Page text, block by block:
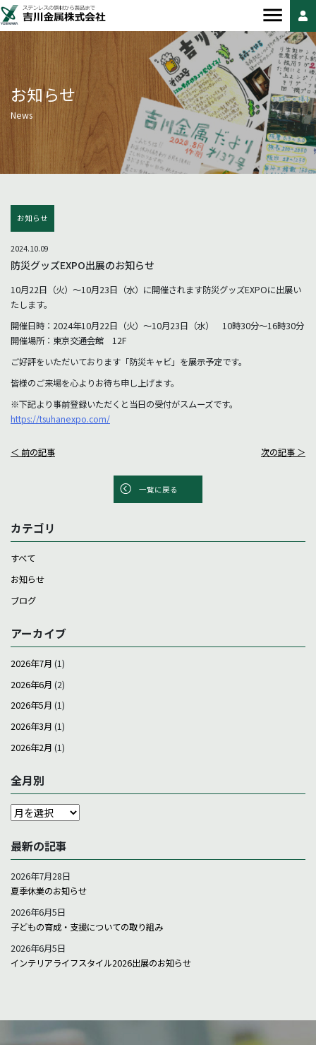
お知らせ
News
お知らせ
2024.10.09
防災グッズEXPO出展のお知らせ
10月22日（火）～10月23日（水）に開催されます防災グッズEXPOに出展い
たします。
開催日時：2024年10月22日（火）～10月23日（水） 10時30分～16時30分
開催場所：東京交通会館 12F
ご好評をいただいております「防災キャビ」を展示予定です。
皆様のご来場を心よりお待ち申し上げます。
※下記より事前登録いただくと当日の受付がスムーズです。
https://tsuhanexpo.com/
＜ 前の記事 次の記事 ＞
一覧に戻る
カテゴリ
すべて
お知らせ
ブログ
アーカイブ
2026年7月 (1)
2026年6月 (2)
2026年5月 (1)
2026年3月 (1)
2026年2月 (1)
全月別
全
月
別
最新の記事
夏季休業のお知らせ
2026年7月28日
子どもの育成・支援についての取り組み
2026年6月5日
インテリアライフスタイル2026出展のお知らせ
2026年6月5日